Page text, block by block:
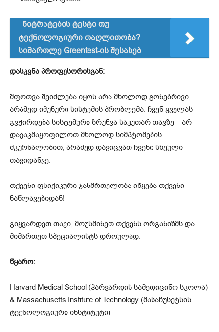
ნიტრატების ტესტი თუ
ტექნოლოგიური თაღლითობა?
სიმართლე Greentest-ის შესახებ
დასკვნა პროფესორისგან:
შფოთვა შეიძლება იყოს არა მხოლოდ გონებრივი,
არამედ იმუნური სისტემის პრობლემა. ჩვენ ყველას
გვჭირდება სისტემური ზრუნვა საკუთარ თავზე – არ
დავაკმაყოფილოთ მხოლოდ სიმპტომების
მკურნალობით, არამედ დავიცვათ ჩვენი სხეული
თავიდანვე.
თქვენი ფსიქიკური ჯანმრთელობა იწყება თქვენი
ნაწლავებიდან!
გიყვარდეთ თავი, მოუსმინეთ თქვენს ორგანიზმს და
მიმართეთ სპეციალისტს დროულად.
წყარო:
Harvard Medical School (ჰარვარდის სამედიცინო სკოლა)
& Massachusetts Institute of Technology (მასაჩუსეტსის
ტექნოლოგიური ინსტიტუტი) –